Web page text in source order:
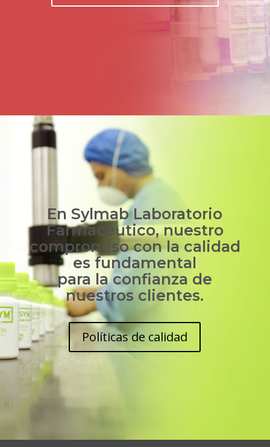
En Sylmab Laboratorio
Farmacéutico, nuestro
compromiso con la calidad
es fundamental
para la confianza de
nuestros clientes.
Políticas de calidad